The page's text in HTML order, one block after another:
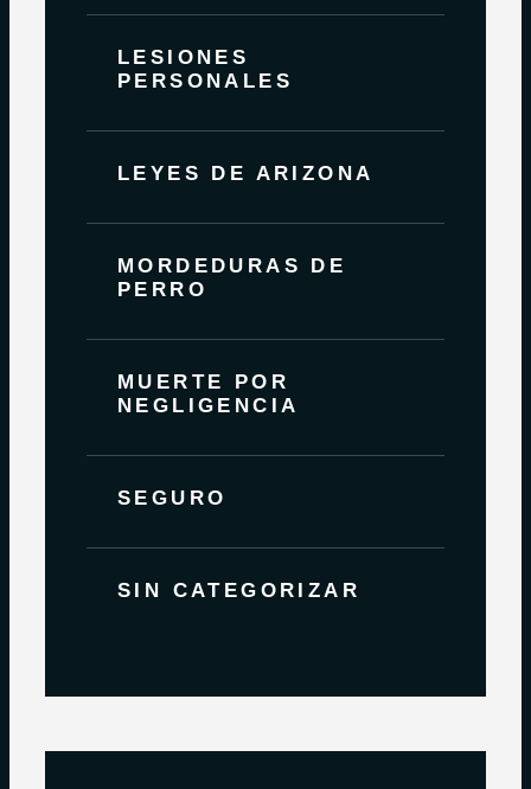
LESIONES
PERSONALES
LEYES DE ARIZONA
MORDEDURAS DE
PERRO
MUERTE POR
NEGLIGENCIA
SEGURO
SIN CATEGORIZAR